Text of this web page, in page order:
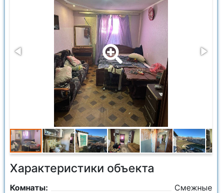
Характеристики объекта
Комнаты:
Смежные